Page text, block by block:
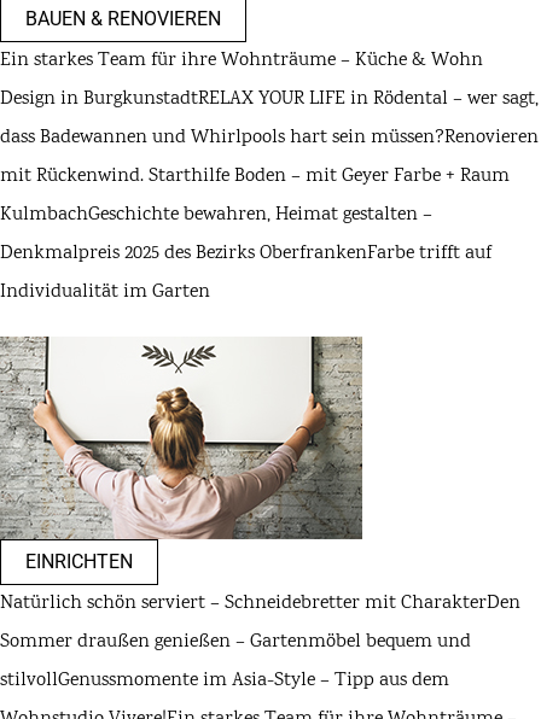
BAUEN & RENOVIEREN
Ein starkes Team für ihre Wohnträume – Küche & Wohn
Design in BurgkunstadtRELAX YOUR LIFE in Rödental – wer sagt,
dass Badewannen und Whirlpools hart sein müssen?Renovieren
mit Rückenwind. Starthilfe Boden – mit Geyer Farbe + Raum
KulmbachGeschichte bewahren, Heimat gestalten –
Denkmalpreis 2025 des Bezirks OberfrankenFarbe trifft auf
Individualität im Garten
EINRICHTEN
Natürlich schön serviert – Schneidebretter mit CharakterDen
Sommer draußen genießen – Gartenmöbel bequem und
stilvollGenussmomente im Asia-Style – Tipp aus dem